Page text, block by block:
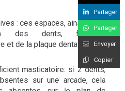
: ces espaces, ainsi que la
des dents, facilitent
et de la plaque dentaire.
masticatoire: si 2 dents,
sur une arcade, cela
Partager
Partager
Envoyer
Copier